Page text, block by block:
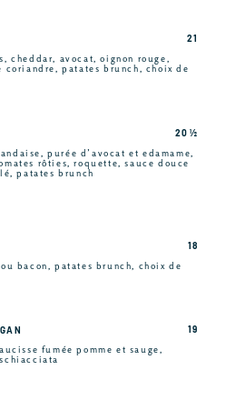
cheddar, avocat, oignon rouge,
coriandre, patates brunch, choix de
21
purée d’avocat et edamame,
rôties, roquette, sauce douce
patates brunch
20 ½
bacon, patates brunch, choix de
18
fumée pomme et sauge,
19